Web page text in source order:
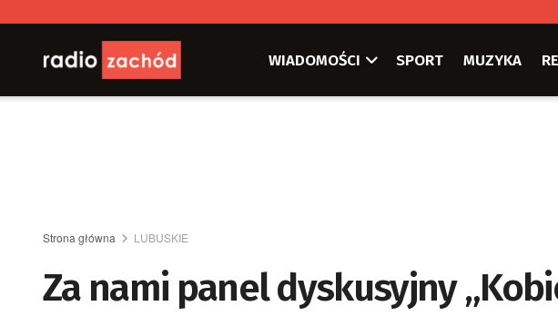
WIADOMOŚCI SPORT MUZYKA
Strona główna LUBUSKIE
Za nami panel dyskusyjny